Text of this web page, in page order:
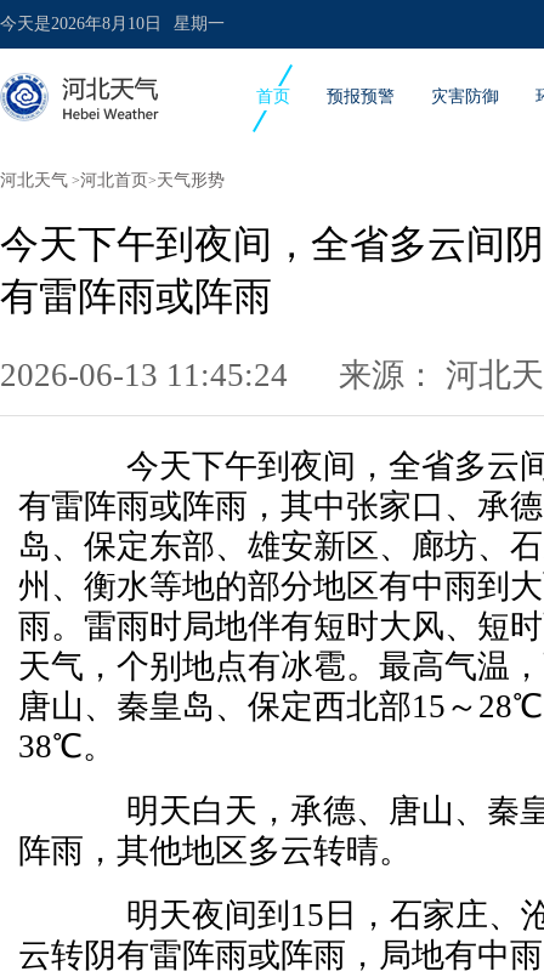
今天是2026年8月10日 星期一
首页 预报预警 灾害防御
河北天气 >河北首页 >天气形势
今天下午到夜间，全省多云间
有雷阵雨或阵雨
2026-06-13 11:45:24 来源： 河北
今天下午到夜间，全省多云
有雷阵雨或阵雨，其中张家口、承
岛、保定东部、雄安新区、廊坊、
州、衡水等地的部分地区有中雨到
雨。雷雨时局地伴有短时大风、短
天气，个别地点有冰雹。最高气温
唐山、秦皇岛、保定西北部15～
38℃。
明天白天，承德、唐山、秦
阵雨，其他地区多云转晴。
明天夜间到15日，石家庄、
云转阴有雷阵雨或阵雨，局地有中